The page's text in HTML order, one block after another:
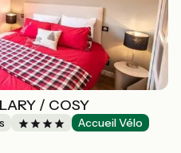
/ COSY
Accueil Vélo